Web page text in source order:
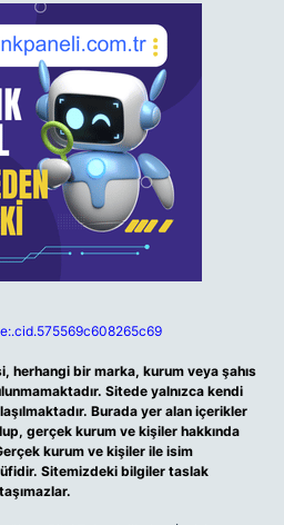
herhangi bir marka, kurum veya şahıs
Sitede yalnızca kendi
Burada yer alan içerikler
gerçek kurum ve kişiler hakkında
kurum ve kişiler ile isim
Sitemizdeki bilgiler taslak